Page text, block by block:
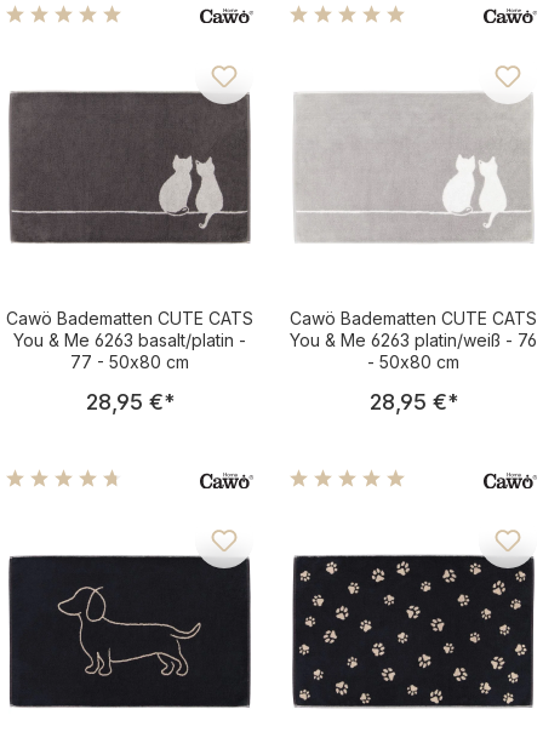
Komfort für den Boden im Bad
Cawö Badematten CUTE CATS
You & Me 6263 basalt/platin -
77 - 50x80 cm
Regulärer Preis:
28,95 €*
Cawö Badematten CUTE CATS
You & Me 6263 platin/weiß - 76
- 50x80 cm
Regulärer
28,95 €*